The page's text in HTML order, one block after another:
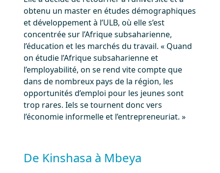
obtenu un master en études démographiques
et développement à l’ULB, où elle s’est
concentrée sur l’Afrique subsaharienne,
l’éducation et les marchés du travail. « Quand
on étudie l’Afrique subsaharienne et
l’employabilité, on se rend vite compte que
dans de nombreux pays de la région, les
opportunités d’emploi pour les jeunes sont
trop rares. Iels se tournent donc vers
l’économie informelle et l’entrepreneuriat. »
De Kinshasa à Mbeya